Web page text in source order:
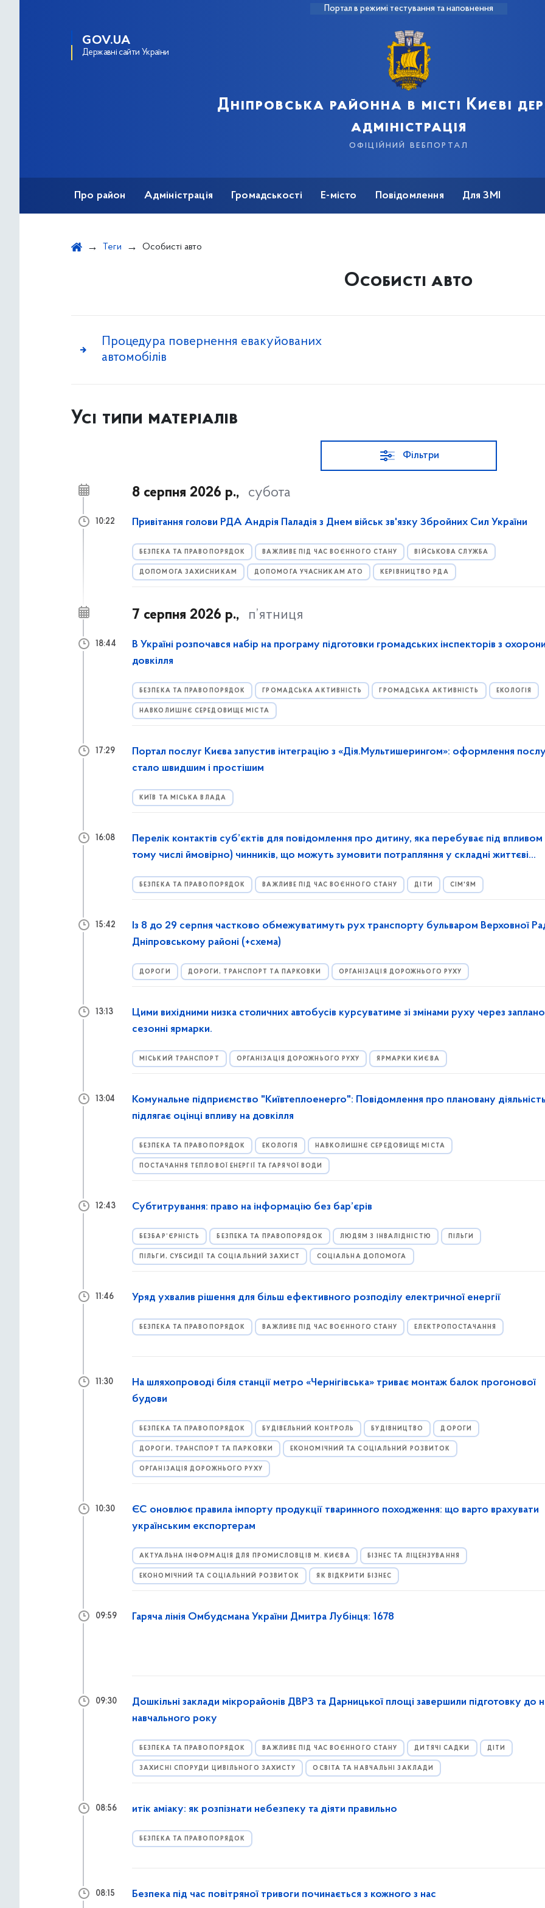
Портал в режимі тестування та наповнення
GOV.UA
Державні сайти України
Дніпровська районна в місті Києві
адміністрація
офіційний вебпортал
Про район Адміністрація Громадськості Е-місто Повідомлення Для ЗМІ
Теги Особисті авто
Особисті авто
Процедура повернення евакуйованих
автомобілів
Усі типи матеріалів
Фільтри
8 серпня 2026 р., субота
Привітання голови РДА Андрія Паладія з Днем військ зв'язку Збройних Сил України
БЕЗПЕКА ТА ПРАВОПОРЯДОК ВАЖЛИВЕ ПІД ЧАС ВОЄННОГО СТАНУ ВІЙСЬКОВА СЛУЖБА
ДОПОМОГА ЗАХИСНИКАМ ДОПОМОГА УЧАСНИКАМ АТО КЕРІВНИЦТВО РДА
10:22
7 серпня 2026 р., п’ятниця
В Україні розпочався набір на програму підготовки громадських інспекторів з
довкілля
БЕЗПЕКА ТА ПРАВОПОРЯДОК ГРОМАДСЬКА АКТИВНІСТЬ ГРОМАДСЬКА АКТИВНІСТЬ ЕКОЛОГІЯ
НАВКОЛИШНЄ СЕРЕДОВИЩЕ МІСТА
18:44
Портал послуг Києва запустив інтеграцію з «Дія.Мультишерингом»: оформлення
стало швидшим і простішим
КИЇВ ТА МІСЬКА ВЛАДА
17:29
Перелік контактів суб’єктів для повідомлення про дитину, яка перебуває під
тому числі ймовірно) чинників, що можуть зумовити потрапляння у складні життєві
БЕЗПЕКА ТА ПРАВОПОРЯДОК ВАЖЛИВЕ ПІД ЧАС ВОЄННОГО СТАНУ ДІТИ СІМ'ЯМ
16:08
Із 8 до 29 серпня частково обмежуватимуть рух транспорту бульваром Верховної
Дніпровському районі (+схема)
ДОРОГИ ДОРОГИ, ТРАНСПОРТ ТА ПАРКОВКИ ОРГАНІЗАЦІЯ ДОРОЖНЬОГО РУХУ
15:42
Цими вихідними низка столичних автобусів курсуватиме зі змінами руху через
сезонні ярмарки.
МІСЬКИЙ ТРАНСПОРТ ОРГАНІЗАЦІЯ ДОРОЖНЬОГО РУХУ ЯРМАРКИ КИЄВА
13:13
Комунальне підприємство "Київтеплоенерго": Повідомлення про плановану
підлягає оцінці впливу на довкілля
БЕЗПЕКА ТА ПРАВОПОРЯДОК ЕКОЛОГІЯ НАВКОЛИШНЄ СЕРЕДОВИЩЕ МІСТА
ПОСТАЧАННЯ ТЕПЛОВОЇ ЕНЕРГІЇ ТА ГАРЯЧОЇ ВОДИ
13:04
Субтитрування: право на інформацію без бар’єрів
БЕЗБАР’ЄРНІСТЬ БЕЗПЕКА ТА ПРАВОПОРЯДОК ЛЮДЯМ З ІНВАЛІДНІСТЮ ПІЛЬГИ
ПІЛЬГИ, СУБСИДІЇ ТА СОЦІАЛЬНИЙ ЗАХИСТ СОЦІАЛЬНА ДОПОМОГА
12:43
Уряд ухвалив рішення для більш ефективного розподілу електричної енергії
БЕЗПЕКА ТА ПРАВОПОРЯДОК ВАЖЛИВЕ ПІД ЧАС ВОЄННОГО СТАНУ ЕЛЕКТРОПОСТАЧАННЯ
11:46
На шляхопроводі біля станції метро «Чернігівська» триває монтаж балок прогонової
будови
БЕЗПЕКА ТА ПРАВОПОРЯДОК БУДІВЕЛЬНИЙ КОНТРОЛЬ БУДІВНИЦТВО ДОРОГИ
ДОРОГИ, ТРАНСПОРТ ТА ПАРКОВКИ ЕКОНОМІЧНИЙ ТА СОЦІАЛЬНИЙ РОЗВИТОК
ОРГАНІЗАЦІЯ ДОРОЖНЬОГО РУХУ
11:30
ЄС оновлює правила імпорту продукції тваринного походження: що варто врахувати
українським експортерам
АКТУАЛЬНА ІНФОРМАЦІЯ ДЛЯ ПРОМИСЛОВЦІВ М. КИЄВА БІЗНЕС ТА ЛІЦЕНЗУВАННЯ
ЕКОНОМІЧНИЙ ТА СОЦІАЛЬНИЙ РОЗВИТОК ЯК ВІДКРИТИ БІЗНЕС
10:30
Гаряча лінія Омбудсмана України Дмитра Лубінця: 1678
09:59
Дошкільні заклади мікрорайонів ДВРЗ та Дарницької площі завершили підготовку до
навчального року
БЕЗПЕКА ТА ПРАВОПОРЯДОК ВАЖЛИВЕ ПІД ЧАС ВОЄННОГО СТАНУ ДИТЯЧІ САДКИ ДІТИ
ЗАХИСНІ СПОРУДИ ЦИВІЛЬНОГО ЗАХИСТУ ОСВІТА ТА НАВЧАЛЬНІ ЗАКЛАДИ
09:30
итік аміаку: як розпізнати небезпеку та діяти правильно
БЕЗПЕКА ТА ПРАВОПОРЯДОК
08:56
Безпека під час повітряної тривоги починається з кожного з нас
08:15